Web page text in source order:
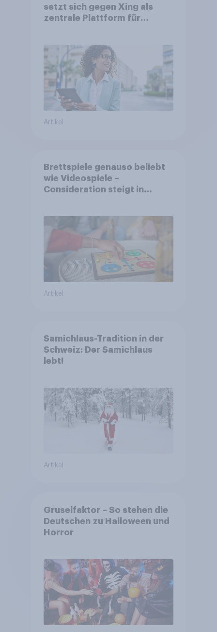
setzt sich gegen Xing als
zentrale Plattform für
Artikel
Brettspiele genauso beliebt
wie Videospiele –
Consideration steigt in
Artikel
Samichlaus-Tradition in der
Schweiz: Der Samichlaus
lebt!
Artikel
Gruselfaktor – So stehen die
Deutschen zu Halloween und
Horror